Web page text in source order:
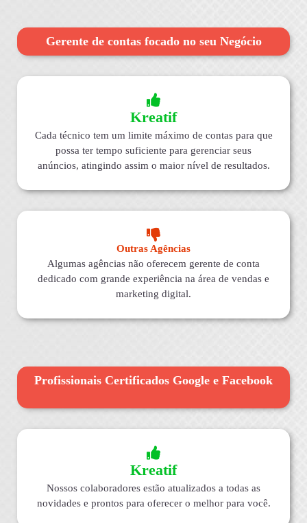
Gerente de contas focado no seu Negócio
Kreatif
Cada técnico tem um limite máximo de contas para que
possa ter tempo suficiente para gerenciar seus
anúncios, atingindo assim o maior nível de resultados.
Outras Agências
Algumas agências não oferecem gerente de conta
dedicado com grande experiência na área de vendas e
marketing digital.
Profissionais Certificados Google e Facebook
Kreatif
Nossos colaboradores estão atualizados a todas as
novidades e prontos para oferecer o melhor para você.